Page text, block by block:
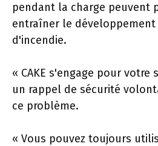
pendant la charge peuvent
entraîner le
d'incendie.
« CAKE s'engage pour votre
un rappel de sécurité
ce problème.
« Vous pouvez toujours